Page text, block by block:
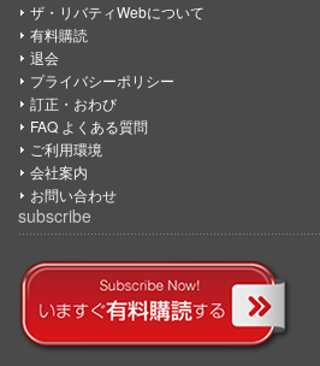
ザ・リバティWebについて
有料購読
退会
プライバシーポリシー
訂正・おわび
FAQ よくある質問
ご利用環境
会社案内
お問い合わせ
subscribe